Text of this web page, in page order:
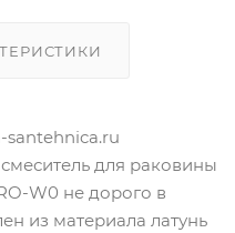
santehnica.ru
для раковины
W0 не дорого в
из материала латунь